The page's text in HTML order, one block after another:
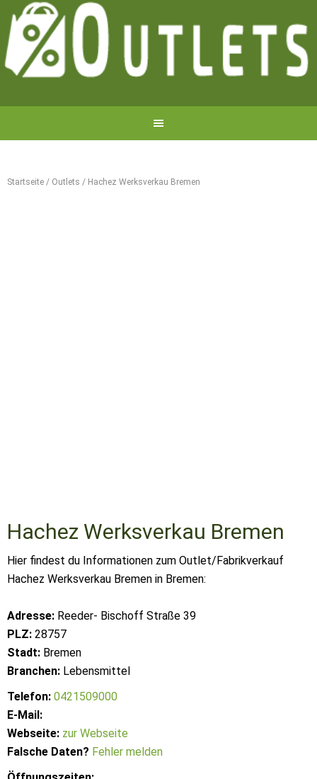
Startseite / Outlets / Hachez Werksverkau Bremen
Hachez Werksverkau Bremen
Hier findest du Informationen zum Outlet/Fabrikverkauf
Hachez Werksverkau Bremen in Bremen:
Adresse: Reeder- Bischoff Straße 39
PLZ: 28757
Stadt: Bremen
Branchen: Lebensmittel
Telefon: 0421509000
E-Mail:
Webseite: zur Webseite
Falsche Daten? Fehler melden